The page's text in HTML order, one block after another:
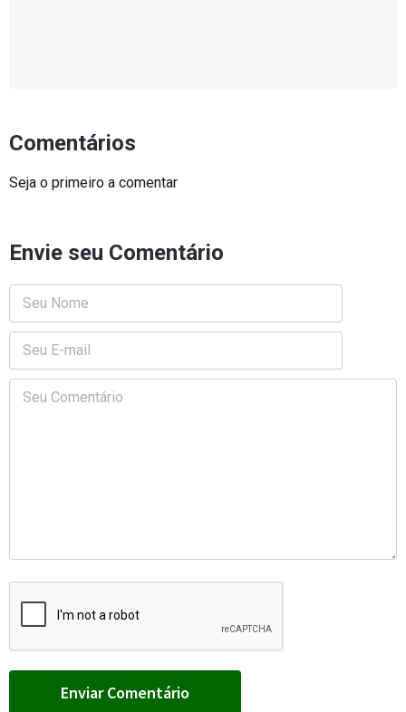
Comentários
Seja o primeiro a comentar
Envie seu Comentário